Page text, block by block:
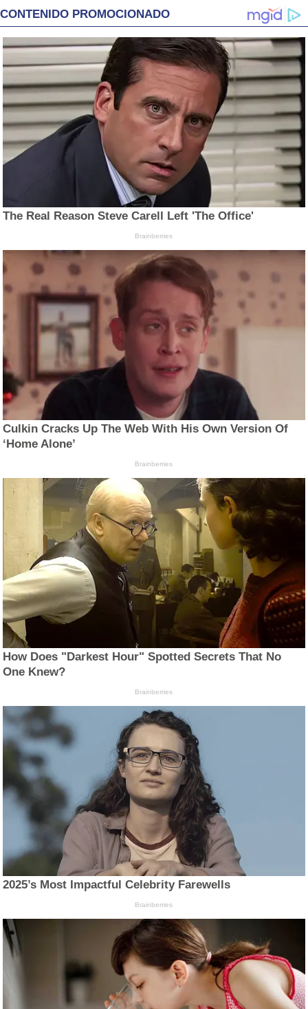
CONTENIDO PROMOCIONADO
The Real Reason Steve Carell Left 'The Office'
Brainberries
Culkin Cracks Up The Web With His Own Version Of
‘Home Alone’
Brainberries
How Does "Darkest Hour" Spotted Secrets That No
One Knew?
Brainberries
2025’s Most Impactful Celebrity Farewells
Brainberries